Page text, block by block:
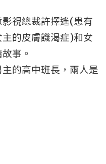
影視總裁許擇遙(患有
的皮膚饑渴症)和女
事。
的高中班長，兩人是